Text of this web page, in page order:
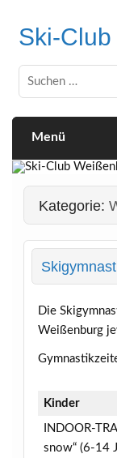
contentSki-Club
Menü
Kategorie:
Die
Weißenburg
Kinder
INDOOR-
snow“ (6-14